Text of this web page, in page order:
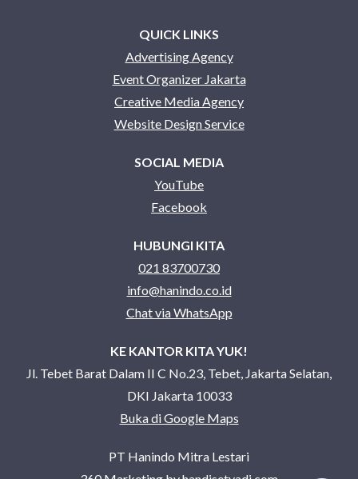
QUICK LINKS
Advertising Agency
Event Organizer Jakarta
Creative Media Agency
Website Design Service
SOCIAL MEDIA
YouTube
Facebook
HUBUNGI KITA
021 83700730
info@hanindo.co.id
Chat via WhatsApp
KE KANTOR KITA YUK!
Jl. Tebet Barat Dalam II C No.23, Tebet, Jakarta Selatan,
DKI Jakarta 10033
Buka di Google Maps
PT Hanindo Mitra Lestari